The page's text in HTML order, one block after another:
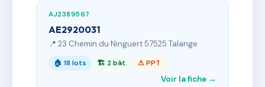
AJ2389567
AE2920031
📍 23 Chemin du Ninguert 57525 Talange
🏠 18 lots 🏗 2 bât. ⚠ PPT
Voir la fiche →